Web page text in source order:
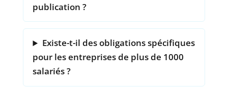
publication ?
Existe-t-il des obligations spécifiques
pour les entreprises de plus de 1000
salariés ?